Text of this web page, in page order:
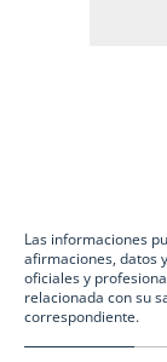
Las informaciones
afirmaciones, datos
oficiales y
relacionada con su
correspondiente.